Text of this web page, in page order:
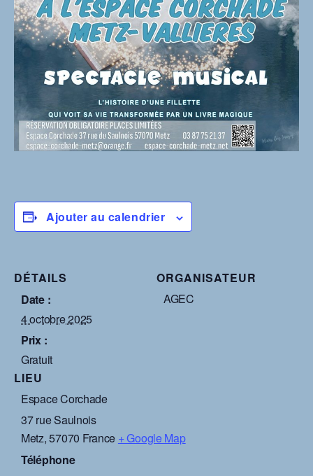
Ajouter au calendrier
DÉTAILS
Date :
4 octobre 2025
Prix :
Gratuit
LIEU
Espace Corchade
37 rue Saulnois
Metz,57070 France + Google Map
Téléphone
ORGANISATEUR
AGEC